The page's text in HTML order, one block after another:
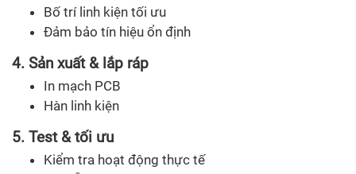
Bố trí linh kiện tối ưu
Đảm bảo tín hiệu ổn định
4. Sản xuất & lắp ráp
In mạch PCB
Hàn linh kiện
5. Test & tối ưu
Kiểm tra hoạt động thực tế